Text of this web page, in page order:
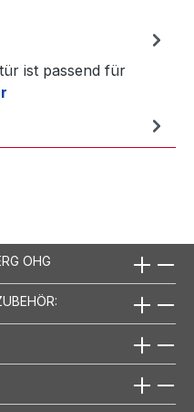
ist passend für
OHG